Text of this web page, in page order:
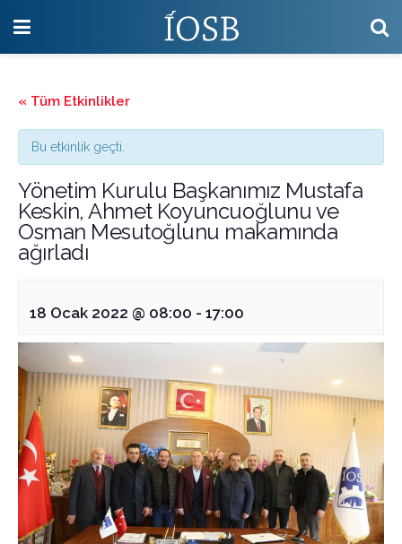
« Tüm Etkinlikler
Bu etkinlik geçti.
Yönetim Kurulu Başkanımız Mustafa
Keskin, Ahmet Koyuncuoğlunu ve
Osman Mesutoğlunu makamında
ağırladı
18 Ocak 2022 @ 08:00 - 17:00